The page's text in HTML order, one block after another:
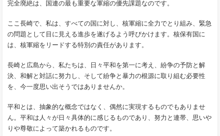
完全廃絶は、国連の最も重要な軍縮の優先課題なのです。
ここ長崎で、私は、すべての国に対し、核軍縮に全力でとり組み、緊急
の問題として目に見える進歩を遂げるよう呼びかけます。核保有国に
は、核軍縮をリードする特別の責任があります。
長崎と広島から、私たちは、日々平和を第一に考え、紛争の予防と解
決、和解と対話に努力し、そして紛争と暴力の根源に取り組む必要性
を、今一度思い出そうではありませんか。
平和とは、抽象的な概念ではなく、偶然に実現するものでもありませ
ん。平和は人々が日々具体的に感じるものであり、努力と連帯、思いや
りや尊敬によって築かれるものです。